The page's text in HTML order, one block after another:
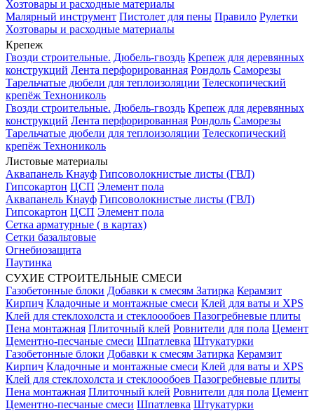
Хозтовары и расходные материалы
Малярный инструмент Пистолет для пены Правило Рулетки
Хозтовары и расходные материалы
Крепеж
Гвозди строительные. Дюбель-гвоздь Крепеж для деревянных
конструкций Лента перфорированная Рондоль Саморезы
Тарельчатые дюбели для теплоизоляции Телескопический
крепёж Технониколь
Гвозди строительные. Дюбель-гвоздь Крепеж для деревянных
конструкций Лента перфорированная Рондоль Саморезы
Тарельчатые дюбели для теплоизоляции Телескопический
крепёж Технониколь
Листовые материалы
Аквапанель Кнауф Гипсоволокнистые листы (ГВЛ)
Гипсокартон ЦСП Элемент пола
Аквапанель Кнауф Гипсоволокнистые листы (ГВЛ)
Гипсокартон ЦСП Элемент пола
Сетка арматурные ( в картах)
Сетки базальтовые
Огнебиозащита
Паутинка
СУХИЕ СТРОИТЕЛЬНЫЕ СМЕСИ
Газобетонные блоки Добавки к смесям Затирка Керамзит
Кирпич Кладочные и монтажные смеси Клей для ваты и XPS
Клей для стеклохолста и стеклоообоев Пазогребневые плиты
Пена монтажная Плиточный клей Ровнители для пола Цемент
Цементно-песчаные смеси Шпатлевка Штукатурки
Газобетонные блоки Добавки к смесям Затирка Керамзит
Кирпич Кладочные и монтажные смеси Клей для ваты и XPS
Клей для стеклохолста и стеклоообоев Пазогребневые плиты
Пена монтажная Плиточный клей Ровнители для пола Цемент
Цементно-песчаные смеси Шпатлевка Штукатурки